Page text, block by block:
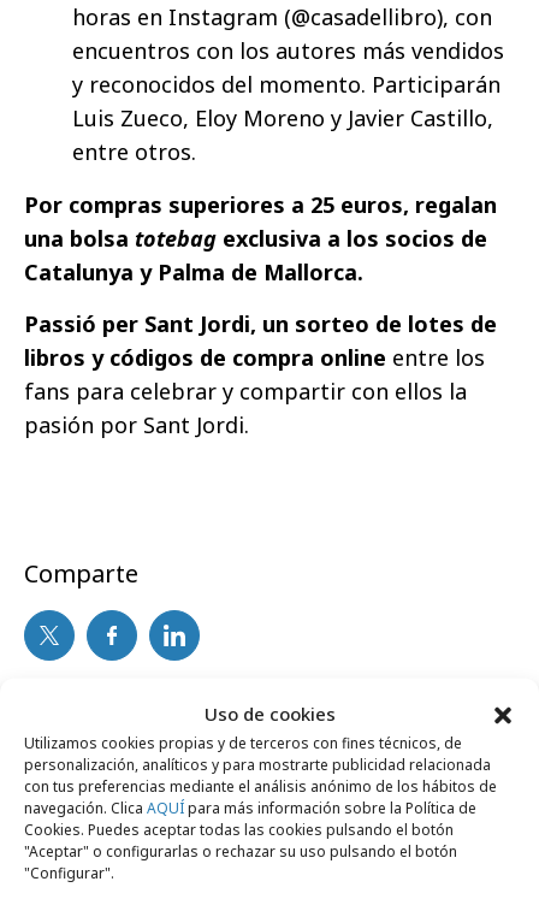
Uso de cookies
Utilizamos cookies propias y de terceros con fines técnicos, de
personalización, analíticos y para mostrarte publicidad relacionada
con tus preferencias mediante el análisis anónimo de los hábitos de
navegación. Clica AQUÍpara más información sobre la Política de
Cookies. Puedes aceptar todas las cookies pulsando el botón
"Aceptar" o configurarlas o rechazar su uso pulsando el botón
"Configurar".
horas en Instagram (@casadellibro), con
encuentros con los autores más vendidos
y reconocidos del momento. Participarán
Luis Zueco, Eloy Moreno y Javier Castillo,
entre otros.
Por compras superiores a 25 euros, regalan
una bolsa totebag exclusiva a los socios de
Catalunya y Palma de Mallorca.
Passió per Sant Jordi, un sorteo de lotes de
libros y códigos de compra online entre los
fans para celebrar y compartir con ellos la
pasión por Sant Jordi.
Comparte
Noticias Relacionadas
No se han encontrado noticias relacionadas.